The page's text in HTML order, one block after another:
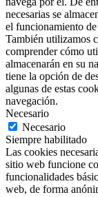
necesarias se
el funcionamiento
También utilizamos
comprender cómo
almacenarán en su
tiene la opción de
algunas de estas
navegación.
Necesario
Necesario
Siempre habilitado
Las cookies
sitio web funcione
funcionalidades
web, de forma